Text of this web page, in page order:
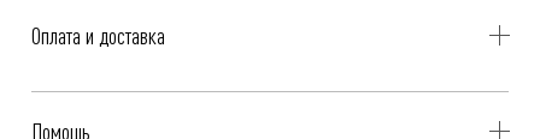
Оплата и доставка
Помощь